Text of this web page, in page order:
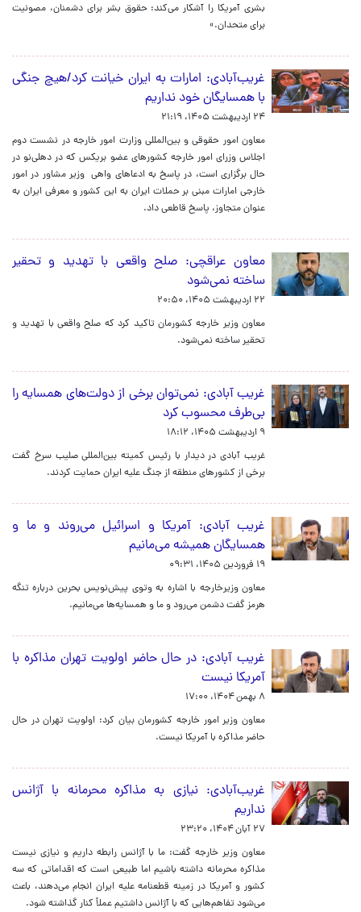
بشری آمریکا را آشکار می‌کند: حقوق بشر برای دشمنان، مصونیت
برای متحدان.»
غریب‌آبادی‌: امارات به ایران خیانت کرد/هیچ جنگی
با همسایگان خود نداریم
۲۴ اردیبهشت ۱۴۰۵، ۲۱:۱۹
معاون امور حقوقی و بین‌المللی وزارت امور خارجه در نشست دوم
اجلاس وزرای امور خارجه کشورهای عضو بریکس که در دهلی‌نو در
حال برگزاری است، در پاسخ به ادعاهای واهی وزیر مشاور در امور
خارجی امارات مبنی بر حملات ایران به این کشور و معرفی ایران به
عنوان متجاوز، پاسخ قاطعی داد.
معاون عراقچی: صلح واقعی با تهدید و تحقیر
ساخته نمی‌شود
۲۲ اردیبهشت ۱۴۰۵، ۲۰:۵۰
معاون وزیر خارجه کشورمان تاکید کرد که صلح واقعی با تهدید و
تحقیر ساخته نمی‌شود.
غریب آبادی: نمی‌توان برخی از دولت‌های همسایه را
بی‌طرف محسوب کرد
۹ اردیبهشت ۱۴۰۵، ۱۸:۱۲
غریب آبادی در دیدار با رئیس کمیته بین‌المللی صلیب سرخ گفت
برخی از کشورهای منطقه از جنگ علیه ایران حمایت کردند.
غریب آبادی: آمریکا و اسرائیل می‌روند و ما و
همسایگان همیشه می‌مانیم
۱۹ فروردین ۱۴۰۵، ۰۹:۳۱
معاون وزیرخارجه با اشاره به وتوی پیش‌نویس بحرین درباره تنگه
هرمز گفت دشمن می‌رود و ما و همسایه‌ها می‌مانیم.
غریب آبادی: در حال حاضر اولویت تهران مذاکره با
آمریکا نیست
۸ بهمن ۱۴۰۴، ۱۷:۰۰
معاون وزیر امور خارجه کشورمان بیان کرد: اولویت تهران در حال
حاضر مذاکره با آمریکا نیست.
غریب‌آبادی: نیازی به مذاکره محرمانه با آژانس
نداریم
۲۷ آبان ۱۴۰۴، ۲۳:۲۰
معاون وزیر خارجه گفت: ما با آژانس رابطه داریم و نیازی نیست
مذاکره محرمانه داشته باشیم اما طبیعی است که اقداماتی که سه
کشور و آمریکا در زمینه قطعنامه علیه ایران انجام می‌دهند، باعث
می‌شود تفاهم‌هایی که با آژانس داشتیم عملاً کنار گذاشته شود.